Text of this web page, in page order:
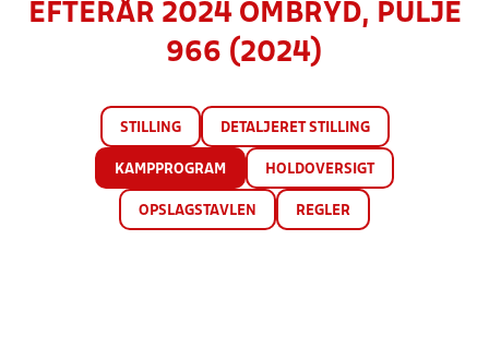
EFTERÅR 2024 OMBRYD, PULJE
966 (2024)
STILLING DETALJERET STILLING
KAMPPROGRAM HOLDOVERSIGT
OPSLAGSTAVLEN REGLER